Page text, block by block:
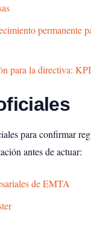
permanente
para la directiva:
para confirmar
antes de actuar:
de EMTA